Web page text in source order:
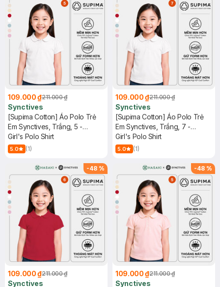
109.000 ₫211.000 ₫
Synctives
[Supima Cotton] Áo Polo Trẻ
Em Synctives, Trắng, 5 -
CGPO01
Girl's Polo Shirt
5.0 (1)
109.000 ₫211.000 ₫
Synctives
[Supima Cotton] Áo Polo Trẻ
Em Synctives, Trắng, 7 -
CGPO01
Girl's Polo Shirt
5.0 (1)
-48 %
109.000 ₫211.000 ₫
Synctives
-48 %
109.000 ₫211.000 ₫
Synctives